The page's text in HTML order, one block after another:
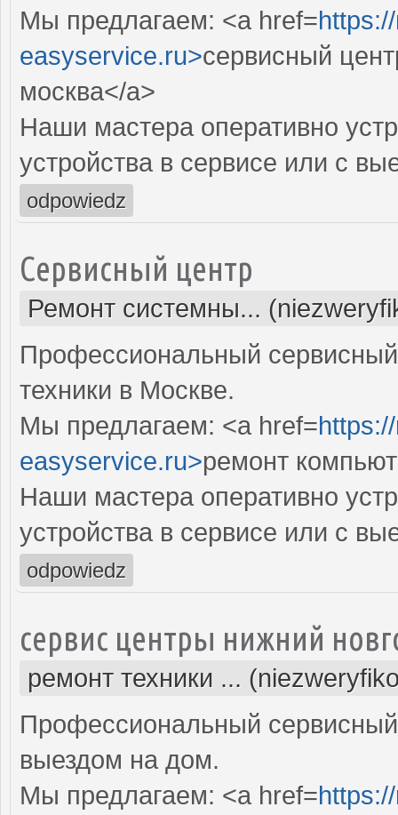
Мы предлагаем: <a href=
easyservice.ru>сервисный
москва</a>
Наши мастера оперативно
устройства в сервисе или с
odpowiedz
Сервисный центр
Ремонт системны...
Профессиональный
техники в Москве.
Мы предлагаем: <a href=
easyservice.ru>ремонт
Наши мастера оперативно
устройства в сервисе или с
odpowiedz
сервис центры нижний
ремонт техники ...
Профессиональный
выездом на дом.
Мы предлагаем: <a href=